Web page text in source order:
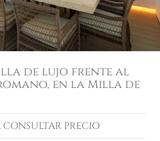
de lujo frente al
en la Milla de
CONSULTAR PRECIO